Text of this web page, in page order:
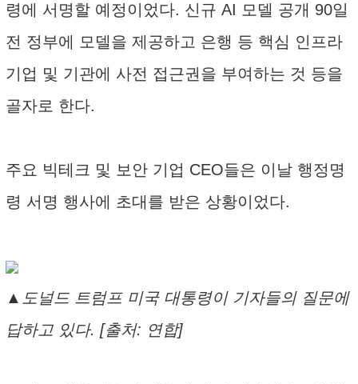
령에 서명할 예정이었다. 신규 AI 모델 공개 90일
전 정부에 모델을 제공하고 은행 등 핵심 인프라
기업 및 기관에 사전 접근권을 부여하는 것 등을
골자로 한다.
주요 빅테크 및 보안 기업 CEO들은 이날 행정명
령 서명 행사에 초대를 받은 상황이었다.
▲도널드 트럼프 미국 대통령이 기자들의 질문에
답하고 있다. [출처: 연합]